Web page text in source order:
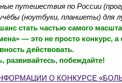
путешествия по России
(ноутбуки, планшеты) для
стать частью самого
— это не просто конкурс, а
действовать.
развивайтесь, побеждайте!
О КОНКУРСЕ